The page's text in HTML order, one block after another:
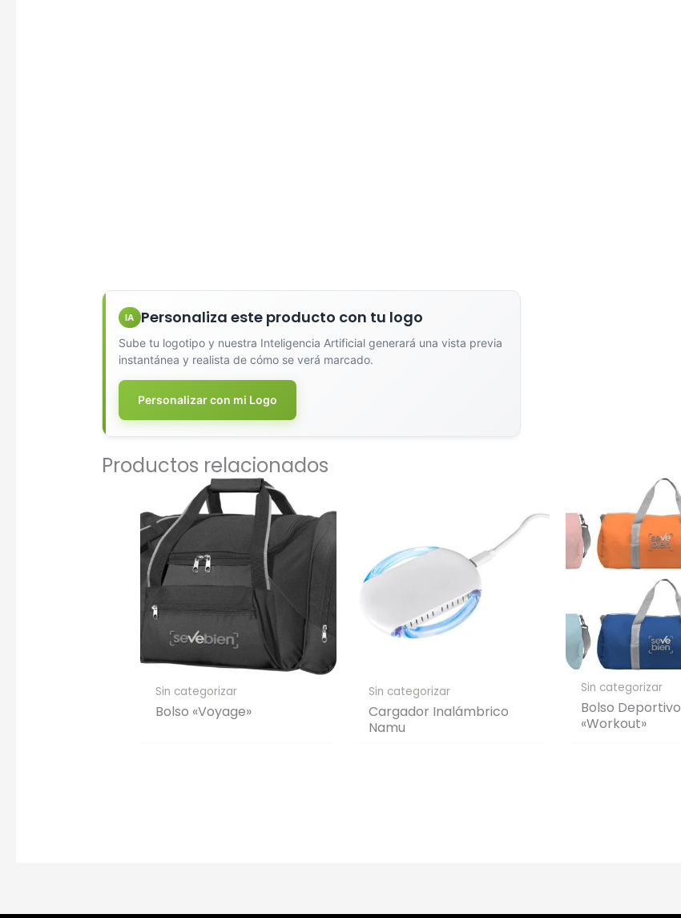
IA Personaliza este producto con tu logo
Sube tu logotipo y nuestra Inteligencia Artificial generará una vista previa
instantánea y realista de cómo se verá marcado.
Personalizar con mi Logo
Arrastra y suelta tu logotipo aquí
Formatos: PNG, JPG, SVG (Max. 5MB). Se recomienda fondo transparente.
Marcado en un solo color plano (ideal
Generar Vista Previa con IA
Productos relacionados
Sin categorizar
Bolso «Voyage»
Sin categorizar
Cargador Inalámbrico
Namu
Sin categorizar
Bolso Deportivo
«Workout»